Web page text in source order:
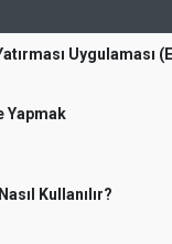
Uygulaması
Yapmak
Kullanılır?